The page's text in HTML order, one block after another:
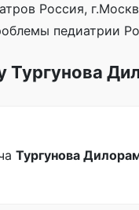
Россия,
педиатрии
Тургунова
Тургунова